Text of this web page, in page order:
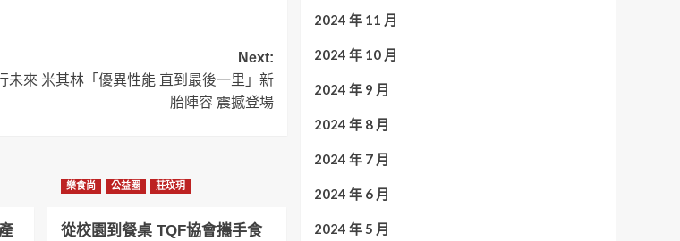
Next:
未來 米其林「優異性能 直到最後一里」新
胎陣容 震撼登場
樂食尚 公益圈 莊玟玥
從校園到餐桌 TQF協會攜手食
2024 年 11 月
2024 年 10 月
2024 年 9 月
2024 年 8 月
2024 年 7 月
2024 年 6 月
2024 年 5 月